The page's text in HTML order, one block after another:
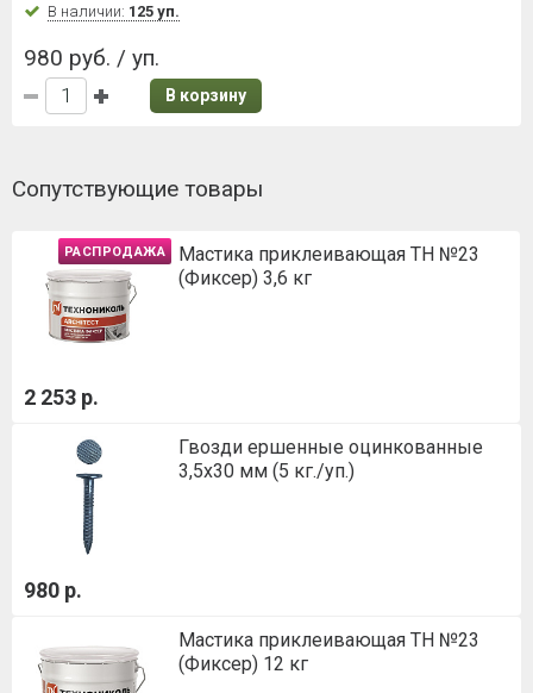
В наличии: 125 уп.
980 руб. / уп.
В корзину
Сопутствующие товары
РАСПРОДАЖА
Мастика приклеивающая ТН №23
(Фиксер) 3,6 кг
2 253 р.
Гвозди ершенные оцинкованные
3,5х30 мм (5 кг./уп.)
980 р.
Мастика приклеивающая ТН №23
(Фиксер) 12 кг